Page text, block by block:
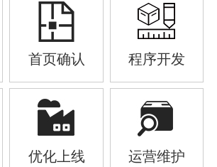
首页确认 程序开发
优化上线 运营维护